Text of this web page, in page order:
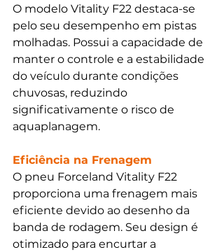
O modelo Vitality F22 destaca-se
pelo seu desempenho em pistas
molhadas. Possui a capacidade de
manter o controle e a estabilidade
do veículo durante condições
chuvosas, reduzindo
significativamente o risco de
aquaplanagem.
Eficiência na Frenagem
O pneu Forceland Vitality F22
proporciona uma frenagem mais
eficiente devido ao desenho da
banda de rodagem. Seu design é
otimizado para encurtar a